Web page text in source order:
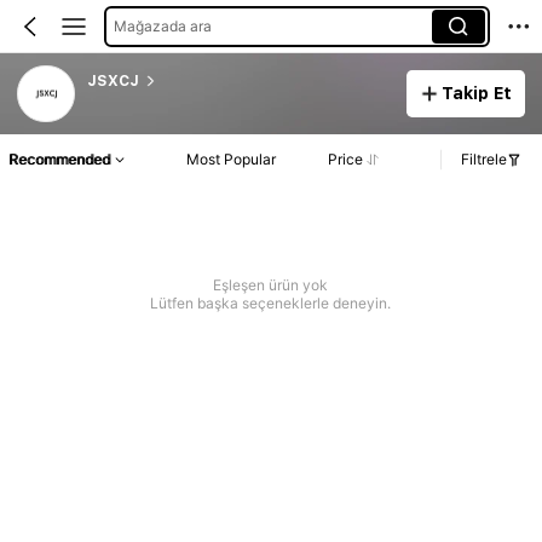
Mağazada ara
JSXCJ
Takip Et
Recommended Most Popular Price Filtrele
Eşleşen ürün yok
Lütfen başka seçeneklerle deneyin.